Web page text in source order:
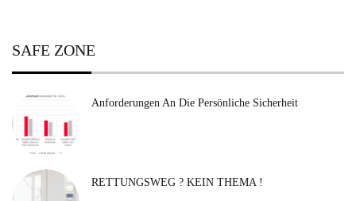
SAFE ZONE
Anforderungen An Die Persönliche Sicherheit
RETTUNGSWEG ? KEIN THEMA !